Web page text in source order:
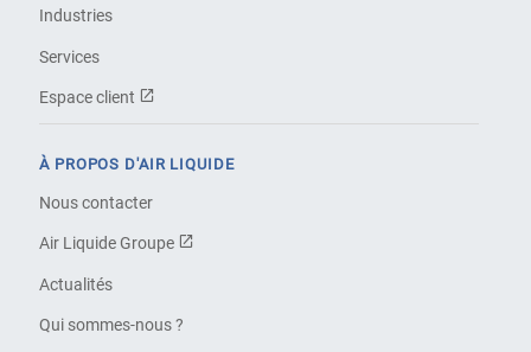
Industries
Services
Espace client
À PROPOS D'AIR LIQUIDE
Nous contacter
Air Liquide Groupe
Actualités
Qui sommes-nous ?